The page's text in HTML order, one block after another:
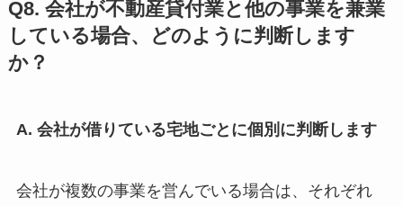
Q8. 会社が不動産貸付業と他の事業を兼業
している場合、どのように判断します
か？
A. 会社が借りている宅地ごとに個別に判断します
会社が複数の事業を営んでいる場合は、それぞれ